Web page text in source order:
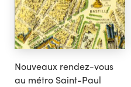
Nouveaux rendez-vous
au métro Saint-Paul